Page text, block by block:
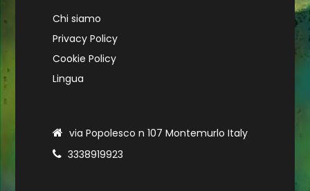
Chi siamo
Privacy Policy
Cookie Policy
Lingua
via Popolesco n 107 Montemurlo Italy
3338919923